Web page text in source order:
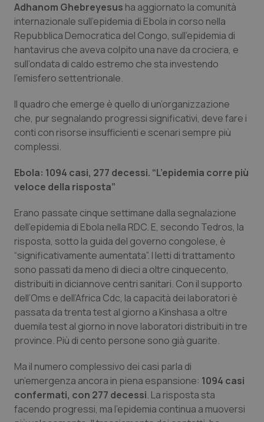
Campania
Emilia-Romagna
Friuli Venezia Giulia
Lazio
Liguria
Lombardia
Molise
Piemonte
Provincia Autonoma di Bolzano
Provincia Autonoma di Trento
Sardegna
Sicilia
Car-T
Colesterolo & coronaropatie
Dermatite Atopica
Diabete & glucometri
Disturbi dell’umore
Dolore
Epatiti
HIV
Infezioni & Febbre
Ipertensione & Scompenso
Malattia di Crohn & Rettocolite Ulcerosa
Neuroscienze & patologie neurodegenerative
Adhanom Ghebreyesus ha aggiornato la comunità
internazionale sull’epidemia di Ebola in corso nella
Repubblica Democratica del Congo, sull’epidemia di
hantavirus che aveva colpito una nave da crociera, e
sull’ondata di caldo estremo che sta investendo
l’emisfero settentrionale.
Il quadro che emerge è quello di un’organizzazione
che, pur segnalando progressi significativi, deve fare i
conti con risorse insufficienti e scenari sempre più
complessi.
Ebola: 1094 casi, 277 decessi. “L’epidemia corre più
veloce della risposta”
Erano passate cinque settimane dalla segnalazione
dell’epidemia di Ebola nella RDC. E, secondo Tedros, la
risposta, sotto la guida del governo congolese, è
“significativamente aumentata”. I letti di trattamento
sono passati da meno di dieci a oltre cinquecento,
distribuiti in diciannove centri sanitari. Con il supporto
dell’Oms e dell’Africa Cdc, la capacità dei laboratori è
passata da trenta test al giorno a Kinshasa a oltre
duemila test al giorno in nove laboratori distribuiti in tre
province. Più di cento persone sono già guarite.
Ma il numero complessivo dei casi parla di
un’emergenza ancora in piena espansione: 1094 casi
confermati, con 277 decessi. La risposta sta
facendo progressi, ma l’epidemia continua a muoversi